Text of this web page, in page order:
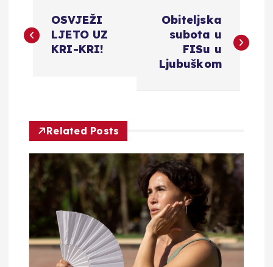
a
g
a
c
OSVJEŽI
LJETO UZ
KRI-KRI!
Obiteljska
subota u
FISu u
Ljubuškom
Related Posts